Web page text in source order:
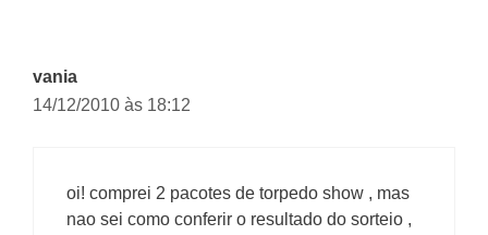
vania
14/12/2010 às 18:12
oi! comprei 2 pacotes de torpedo show , mas
nao sei como conferir o resultado do sorteio ,